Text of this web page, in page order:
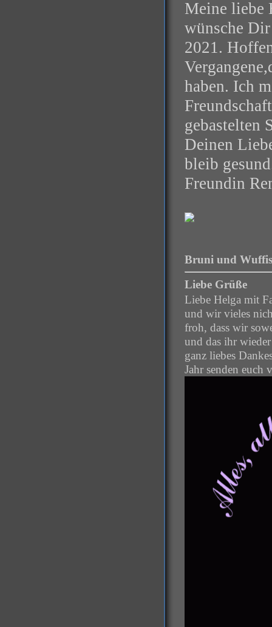
Meine liebe
wünsche
2021.
Vergangene,
haben. Ich
gebastelten
Deinen
bleib
Freundin
Bruni und
Liebe Grüße
Liebe Helga mit
und wir vieles
froh, dass wir
und das ihr
ganz liebes
Jahr senden